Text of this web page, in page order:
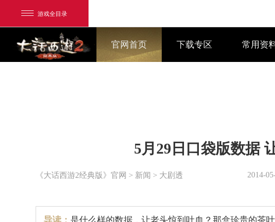
游戏全目录
我的足迹： 大话2经典版
官网首页 下载专区 常用资
《大话西游2经典版》官网 > 新闻 > 大剧透
5月29日口袋版数据
2014-
导读： 是什么样的数据，让老头惊到吐血？那盒珍贵的茶